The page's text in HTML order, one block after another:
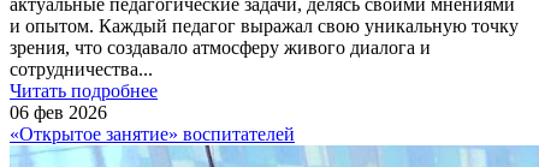
актуальные педагогические задачи, делясь своими мнениями
и опытом. Каждый педагог выражал свою уникальную точку
зрения, что создавало атмосферу живого диалога и
сотрудничества...
Читать подробнее
06 фев 2026
«Открытое занятие» воспитателей